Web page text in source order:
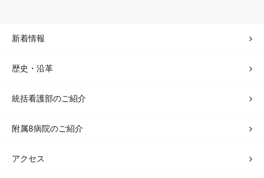
新着情報
歴史・沿革
統括看護部のご紹介
附属8病院のご紹介
アクセス